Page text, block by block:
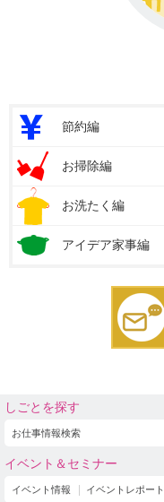
節約編
お掃除編
お洗たく編
アイデア家事編
しごとを探す
お仕事情報検索
イベント＆セミナー
イベント情報 イベントレポート